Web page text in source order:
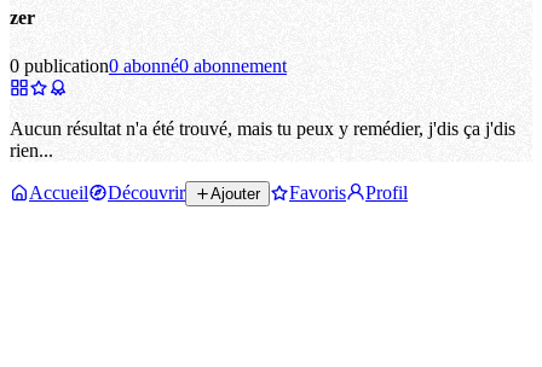
zer
0 publication0 abonné0 abonnement
Aucun résultat n'a été trouvé, mais tu peux y remédier, j'dis ça j'dis
rien...
Accueil Découvrir Ajouter Favoris Profil